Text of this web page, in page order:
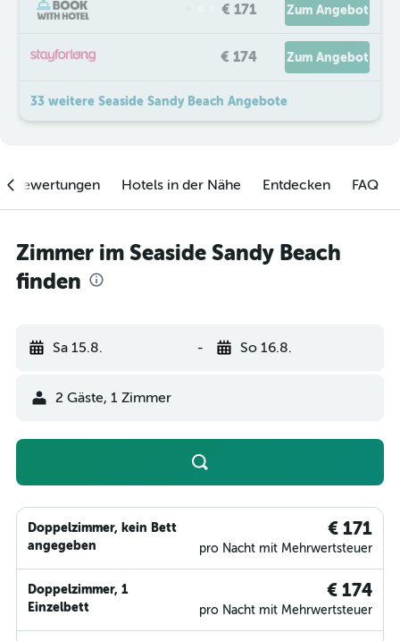
€ 171 Zum Angebot
€ 174 Zum Angebot
33 weitere Seaside Sandy Beach Angebote
Hotels in der Nähe Entdecken FAQ
Zimmer im Seaside Sandy Beach
finden
Sa 15.8. - So 16.8.
2 Gäste, 1 Zimmer
Doppelzimmer, kein Bett
angegeben
€ 171
pro Nacht mit Mehrwertsteuer
Doppelzimmer, 1
Einzelbett
€ 174
pro Nacht mit Mehrwertsteuer